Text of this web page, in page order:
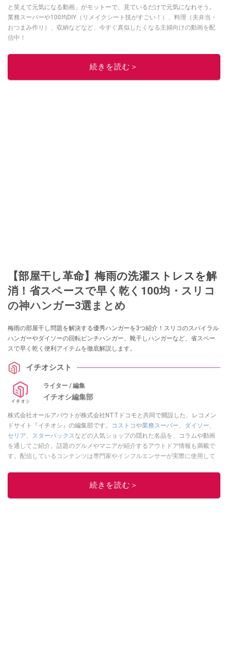
と笑えて元気になる動画」がモットーで、見ているだけで元気になれそう。
業務スーパーや100均DIY（リメイクシート技がすごい！）、料理（夫弁当・
おつまみ作り）、収納などなど、今すぐ真似したくなる主婦向けの動画を配
信中！
このイチオシストの他の記事を読む
続きを読む＞
【部屋干し革命】梅雨の洗濯ストレスを解
消！省スペースで早く乾く100均・スリコ
の神ハンガー3選まとめ
梅雨の部屋干し問題を解決する優秀ハンガーを3つ紹介！スリコのスパイラル
ハンガーやダイソーの回転ピンチハンガー、靴干しハンガーなど、省スペー
スで早く乾く便利アイテムを徹底解説します。
イチオシスト
ライター / 編集
イチオシ編集部
株式会社オールアバウトが株式会社NTTドコモと共同で開設した、レコメン
ドサイト『イチオシ』の編集部です。
コストコや業務スーパー ダイソー
セリア
スターバックス などの人気ショップの隠れた名品を、コラムや動画
を通してご紹介。話題のグルメやマニアが紹介するアウトドア情報も満載で
す。配信しているコンテンツは専門家やインフルエンサーが実際に使用して
ニュースでフォロー
続きを読む＞